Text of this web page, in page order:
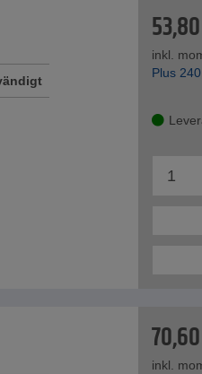
53,80
inkl.
Plus
70,60
inkl.